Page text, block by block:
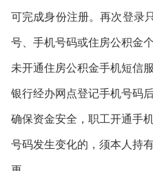
可完成身份注册。再次登录
号、手机号码或住房公积金
未开通住房公积金手机短信
银行经办网点登记手机号码
确保资金安全，职工开通手
号码发生变化的，须本人持